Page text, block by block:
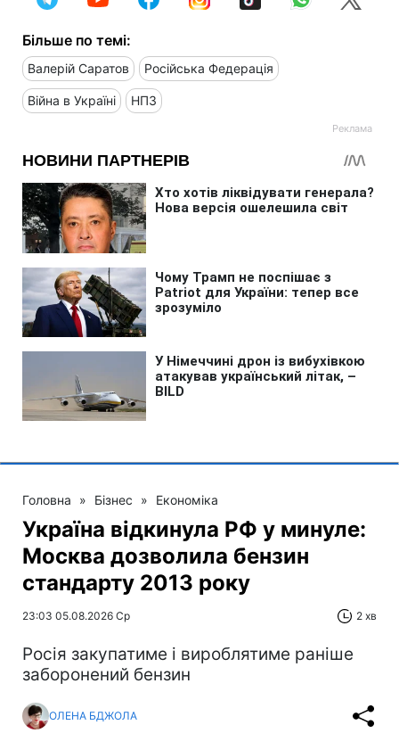
Більше по темі:
Валерій Саратов Російська Федерація
Війна в Україні НПЗ
Головна » Бізнес » Економіка
Україна відкинула РФ у минуле:
Москва дозволила бензин
стандарту 2013 року
23:03 05.08.2026 Ср 2 хв
Росія закупатиме і вироблятиме раніше
заборонений бензин
ОЛЕНА БДЖОЛА